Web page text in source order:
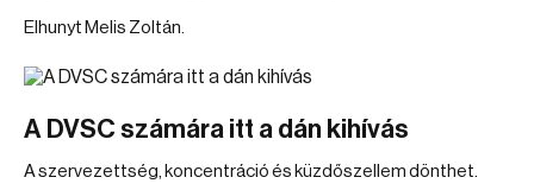
Elhunyt Melis Zoltán.
A DVSC számára itt a dán kihívás
A szervezettség, koncentráció és küzdőszellem dönthet.